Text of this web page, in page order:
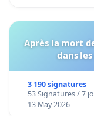
Après la mort
dans
3 190 signatures
53 Signatures / 7
13 May 2026